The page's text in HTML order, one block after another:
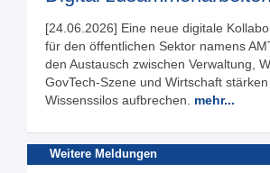
[24.06.2026] Eine neue digitale
für den öffentlichen Sektor namens
den Austausch zwischen Verwaltung,
GovTech-Szene und Wirtschaft
Wissenssilos aufbrechen. mehr...
Weitere Meldungen